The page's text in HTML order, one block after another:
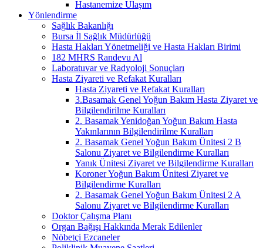
Hastanemize Ulaşım
Yönlendirme
Sağlık Bakanlığı
Bursa İl Sağlık Müdürlüğü
Hasta Hakları Yönetmeliği ve Hasta Hakları Birimi
182 MHRS Randevu Al
Laboratuvar ve Radyoloji Sonuçları
Hasta Ziyareti ve Refakat Kuralları
Hasta Ziyareti ve Refakat Kuralları
3.Basamak Genel Yoğun Bakım Hasta Ziyaret ve
Bilgilendirilme Kuralları
2. Basamak Yenidoğan Yoğun Bakım Hasta
Yakınlarının Bilgilendirilme Kuralları
2. Basamak Genel Yoğun Bakım Ünitesi 2 B
Salonu Ziyaret ve Bilgilendirme Kuralları
Yanık Ünitesi Ziyaret ve Bilgilendirme Kuralları
Koroner Yoğun Bakım Ünitesi Ziyaret ve
Bilgilendirme Kuralları
2. Basamak Genel Yoğun Bakım Ünitesi 2 A
Salonu Ziyaret ve Bilgilendirme Kuralları
Doktor Çalışma Planı
Organ Bağışı Hakkında Merak Edilenler
Nöbetçi Ezcaneler